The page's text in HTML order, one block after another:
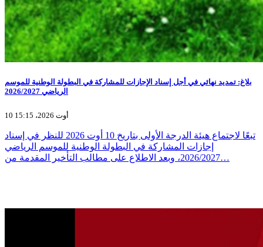
بلاغ: تمديد نهائي في أجل إسناد الإجازات للمشاركة في البطولة الوطنية للموسم
الرياضي 2026/2027
10 أوت 2026، 15:15
تبعًا لاجتماع هيئة الدرجة الأولى بتاريخ 10 أوت 2026 للنظر في إسناد
إجازات المشاركة في البطولة الوطنية للموسم الرياضي
2026/2027، وبعد الاطلاع على مطالب التأخير المقدمة من…